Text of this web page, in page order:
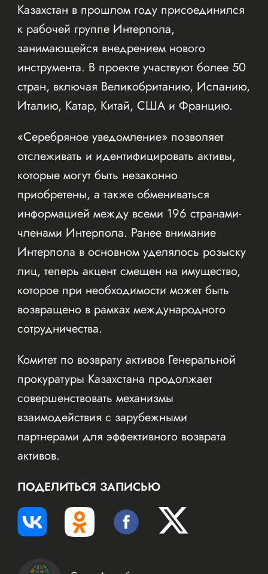
Казахстан в прошлом году присоединился
к рабочей группе Интерпола,
занимающейся внедрением нового
инструмента. В проекте участвуют более 50
стран, включая Великобританию, Испанию,
Италию, Катар, Китай, США и Францию.
«Серебряное уведомление» позволяет
отслеживать и идентифицировать активы,
которые могут быть незаконно
приобретены, а также обмениваться
информацией между всеми 196 странами-
членами Интерпола. Ранее внимание
Интерпола в основном уделялось розыску
лиц, теперь акцент смещен на имущество,
которое при необходимости может быть
возвращено в рамках международного
сотрудничества.
Комитет по возврату активов Генеральной
прокуратуры Казахстана продолжает
совершенствовать механизмы
взаимодействия с зарубежными
партнерами для эффективного возврата
активов.
ПОДЕЛИТЬСЯ ЗАПИСЬЮ